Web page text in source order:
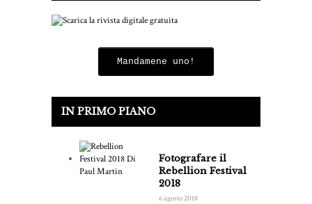
Mandamene uno!
IN PRIMO PIANO
Fotografare il
Rebellion Festival
2018
6 agosto 2018